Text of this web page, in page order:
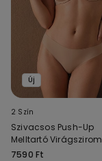
Új
2 Szín
Szivacsos Push-Up
Melltartó Virágszirom
Dekoltázzsal
7590 Ft